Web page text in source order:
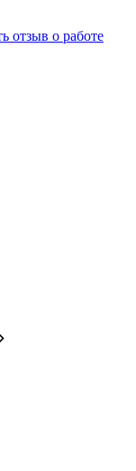
отзыв о работе